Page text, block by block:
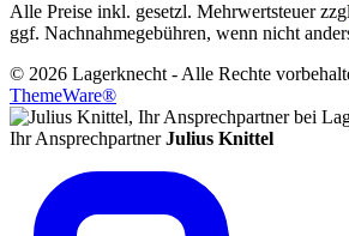
Alle Preise inkl. gesetzl. Mehrwertsteuer
ggf. Nachnahmegebühren, wenn nicht
© 2026 Lagerknecht - Alle Rechte
ThemeWare®
Ihr Ansprechpartner Julius Knittel